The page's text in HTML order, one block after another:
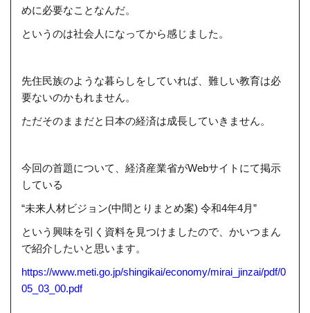
めに必要なことなんだ。
というのは社会人になってから感じました。
先住民族のような暮らしをしていれば、難しい教育は必
要ないのかもれません。
ただそのままだと日本の経済は成長していきません。
今回の首題について、経済産業省がWebサイトにて掲示
している
“未来人材ビジョン(中間とりまとめ案) 令和4年4月”
という興味を引く資料を見つけましたので、かいつまん
で紹介したいと思います。
https://www.meti.go.jp/shingikai/economy/mirai_jinzai/pdf/0
05_03_00.pdf